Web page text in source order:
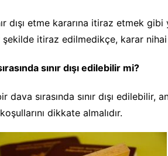
dışı etme kararına itiraz etmek
şekilde itiraz edilmedikçe, karar
sınır dışı edilebilir mi?
dava sırasında sınır dışı edilebilir,
dikkate almalıdır.